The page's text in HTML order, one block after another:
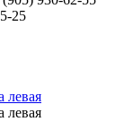
25
левая
левая